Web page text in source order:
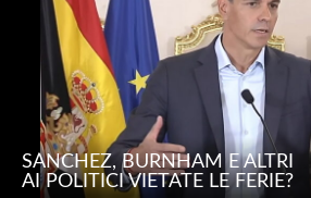
SÁNCHEZ, BURNHAM E ALTRI
AI POLITICI VIETATE LE FERIE?